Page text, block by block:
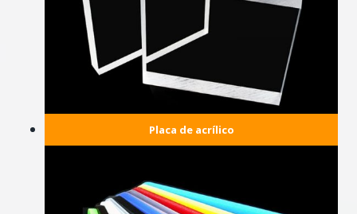
Placa de acrílico